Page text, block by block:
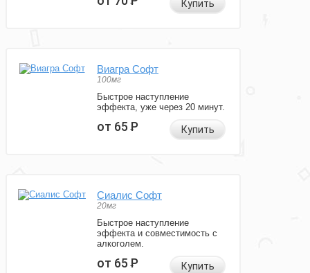
Купить
Виагра Софт
100мг
Быстрое наступление
эффекта, уже через 20 минут.
от 65Р Купить
Сиалис Софт
20мг
Быстрое наступление
эффекта и совместимость с
алкоголем.
от 65Р Купить